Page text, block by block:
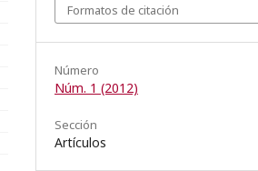
Formatos de citación
Número
Núm. 1 (2012)
Sección
Artículos